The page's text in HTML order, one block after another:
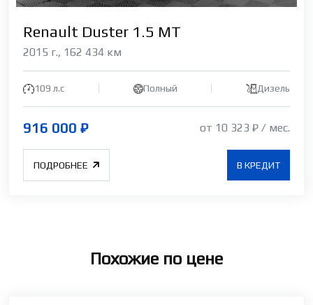
Renault Duster 1.5 МТ
2015 г., 162 434 км
109 л.c Полный Дизель
916 000 ₽ от 10 323 ₽ / мес.
ПОДРОБНЕЕ В КРЕДИТ
Похожие по цене